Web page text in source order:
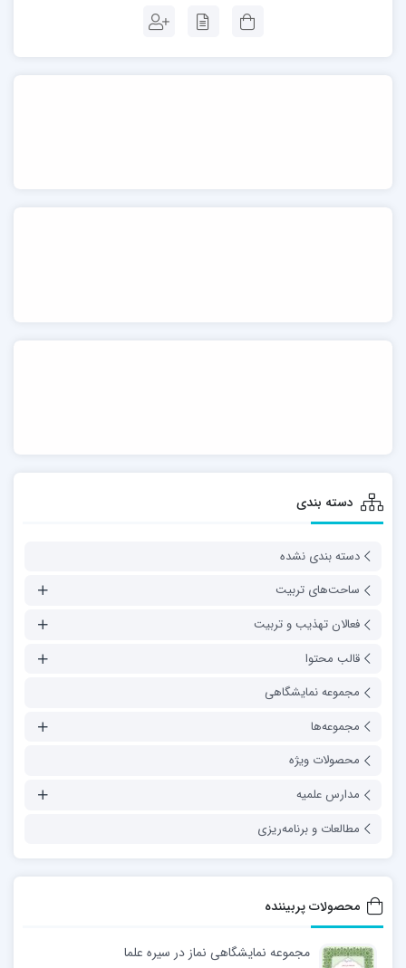
دسته بندی
دسته بندی نشده
ساحت‌های تربیت
فعالان تهذیب و تربیت
قالب محتوا
مجموعه نمایشگاهی
مجموعه‌ها
محصولات ویژه
مدارس علمیه
مطالعات و برنامه‌ریزی
محصولات پربیننده
مجموعه نمایشگاهی نماز در سیره علما